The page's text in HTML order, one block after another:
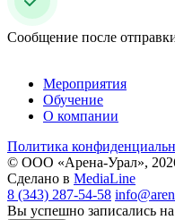
Сообщение после
Мероприятия
Обучение
О компании
Политика
© ООО «Арена-Урал»,
Сделано в MediaLine
8 (343) 287-54-58
Вы успешно записались